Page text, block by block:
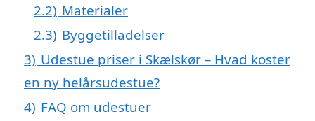
2.2) Materialer
2.3) Byggetilladelser
3) Udestue priser i Skælskør – Hvad koster
en ny helårsudestue?
4) FAQ om udestuer